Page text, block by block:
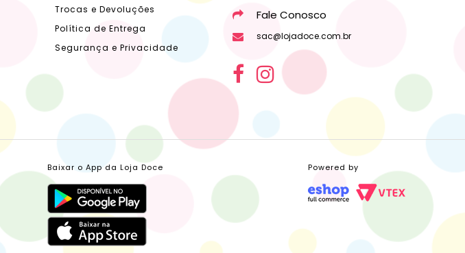
Trocas e Devoluções
Política de Entrega
Segurança e Privacidade
Fale Conosco
sac@lojadoce.com.br
Baixar o App da Loja Doce Powered by